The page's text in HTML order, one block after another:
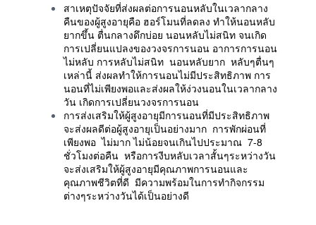
สาเหตุปัจจัยที่ส่งผลต่อการนอนหลับในเวลากลาง
คืนของผู้สูงอายุคือ ฮอร์โมนที่ลดลง ทำให้นอนหลับ
ยากขึ้น ตื่นกลางดึกบ่อย นอนหลับไม่สนิท จนเกิด
การเปลี่ยนแปลงของวงจรการนอน อาการการนอน
ไม่หลับ การหลับไม่สนิท นอนหลับยาก หลับๆตื่นๆ
เหล่านี้ ส่งผลทำให้การนอนไม่มีประสิทธิภาพ การ
นอนที่ไม่เพียงพอและส่งผลให้ง่วงนอนในเวลากลาง
วัน เกิดการเปลี่ยนวงจรการนอน
การส่งเสริมให้ผู้สูงอายุมีการนอนที่มีประสิทธิภาพ
จะส่งผลดีต่อผู้สูงอายุเป็นอย่างมาก การพักผ่อนที่
เพียงพอ ไม่มาก ไม่น้อยจนเกินไปประมาณ 7-8
ชั่วโมงต่อคืน หรือการงีบหลับเวลาสั้นๆระหว่างวัน
จะส่งเสริมให้ผู้สูงอายุมีคุณภาพการนอนและ
คุณภาพชีวิตที่ดี มีความพร้อมในการทำกิจกรรม
ต่างๆระหว่างวันได้เป็นอย่างดี